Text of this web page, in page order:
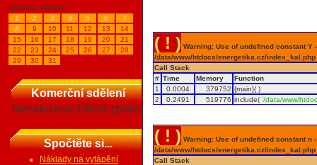
Veletrhy, Výstavy...
1
2 3 4 5 6
7
8
9 10 11 12 13
14
15
16 17 18 19 20
21
22
23 24 25 26 27
28
29
30 31
Komerční sdělení
Nenalezena žádná zpráva
Spočtěte si...
Náklady na vytápění
( ! ) Warning: Use of undefined constant
/data/www/htdocs/energetika.cz/
Call Stack
# Time Memory
Function
1
0.0004 379752 {main}( )
2
0.2491 519776 include('/data/www/
( ! ) Warning: Use of undefined constant
/data/www/htdocs/energetika.cz/
Call Stack